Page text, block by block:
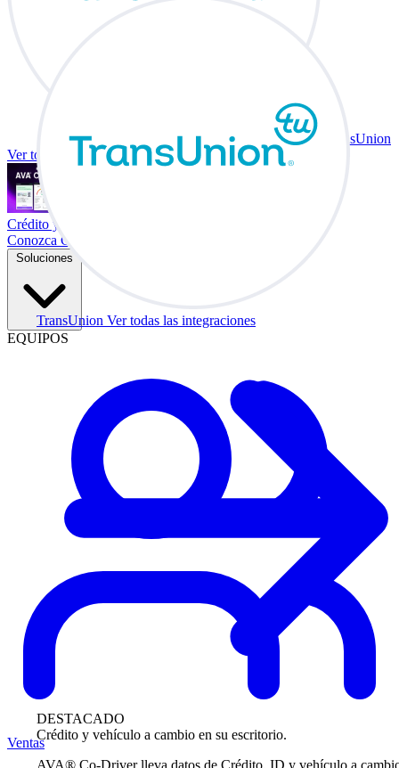
TransUnion Ver todas las integraciones
DESTACADO
Crédito y vehículo a cambio en su escritorio.
TransUnion
Ver todas las integraciones
Crédito y vehículo a cambio en su escritorio.
Conozca Co-Driver
Soluciones
EQUIPOS
Ventas